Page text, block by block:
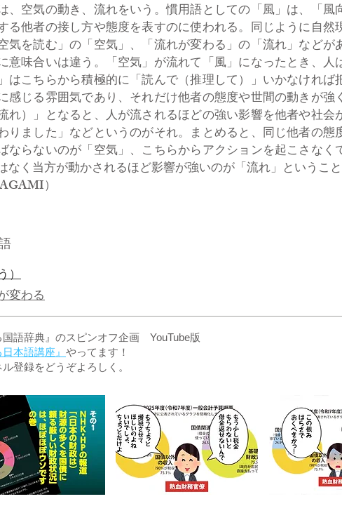
、空気の動き、流れをいう。慣用語としての「風」は、「風
る他者の接し方や態度を表すのに使われる。同じように自
気を読む」の「空気」、「流れが変わる」の「流れ」など
意味合いは違う。「空気」が流れて「風」になったとき、人
はこちらから積極的に「読んで（推理して）」いかなけれ
感じる雰囲気であり、それだけ他者の態度や世間の動きが
れ）」となると、人が流されるほどの強い影響を他者や社
りました」などというのがそれ。まとめると、同じ他者の
ならないのが「空気」、こちらからアクションを起こさな
なく当方が動かされるほど影響が強いのが「流れ」ということ
）
）
変わる
国語辞典』のスピンオフ企画 YouTube版
日本語講座』 やってます！
登録をどうぞよろしく。